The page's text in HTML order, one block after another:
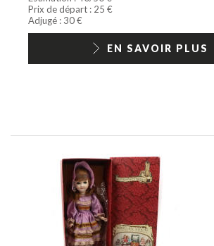
Prix de départ : 25 €
Adjugé : 30 €
EN SAVOIR PLUS